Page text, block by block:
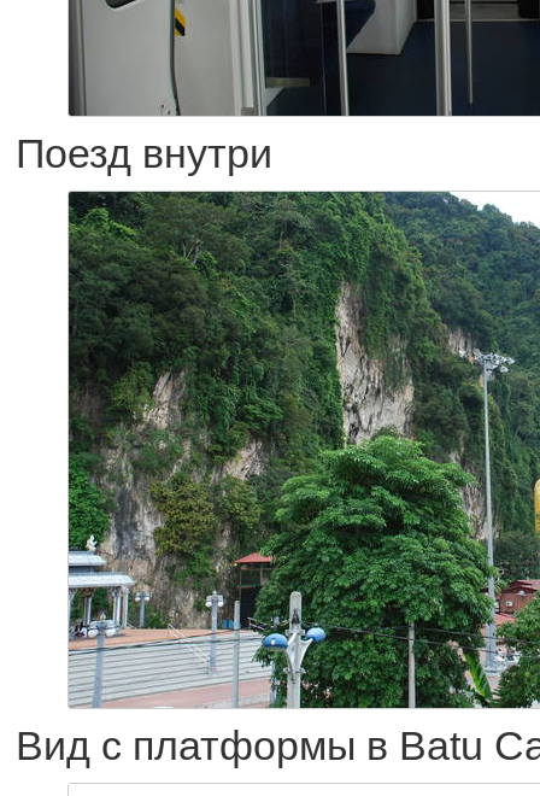
Поезд внутри
Вид с платформы в Batu